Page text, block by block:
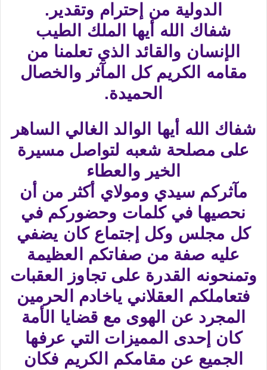
الدولية من إحترام وتقدير.
شفاك الله أيها الملك الطيب
الإنسان والقائد الذي تعلمنا من
مقامه الكريم كل المآثر والخصال
الحميدة.
شفاك الله أيها الوالد الغالي الساهر
على مصلحة شعبه لتواصل مسيرة
الخير والعطاء
مآثركم سيدي ومولاي أكثر من أن
نحصيها في كلمات وحضوركم في
كل مجلس وكل إجتماع كان يضفي
عليه صفة من صفاتكم العظيمة
وتمنحونه القدرة على تجاوز العقبات
فتعاملكم العقلاني ياخادم الحرمين
المجرد عن الهوى مع قضايا الأمة
كان إحدى المميزات التي عرفها
الجميع عن مقامكم الكريم فكان